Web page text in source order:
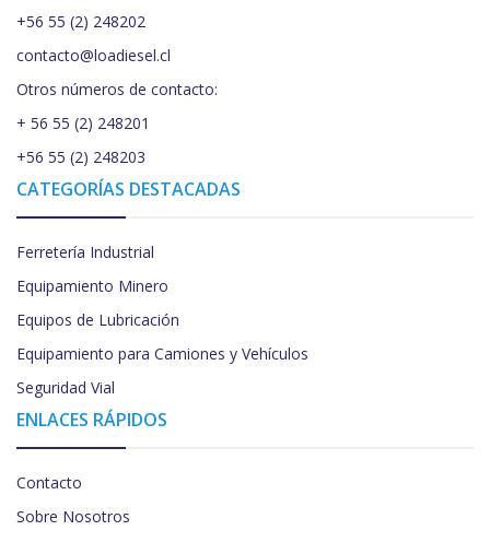
+56 55 (2) 248202
contacto@loadiesel.cl
Otros números de contacto:
+ 56 55 (2) 248201
+56 55 (2) 248203
CATEGORÍAS DESTACADAS
Ferretería Industrial
Equipamiento Minero
Equipos de Lubricación
Equipamiento para Camiones y Vehículos
Seguridad Vial
ENLACES RÁPIDOS
Contacto
Sobre Nosotros